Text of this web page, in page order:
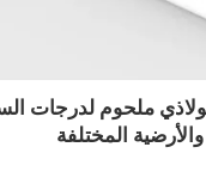
ملحوم لدرجات
المختلفة